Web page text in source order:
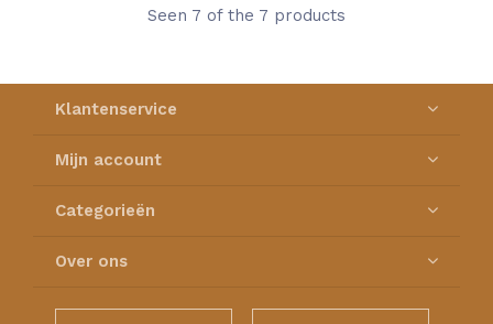
Seen 7 of the 7 products
Klantenservice
Mijn account
Categorieën
Over ons